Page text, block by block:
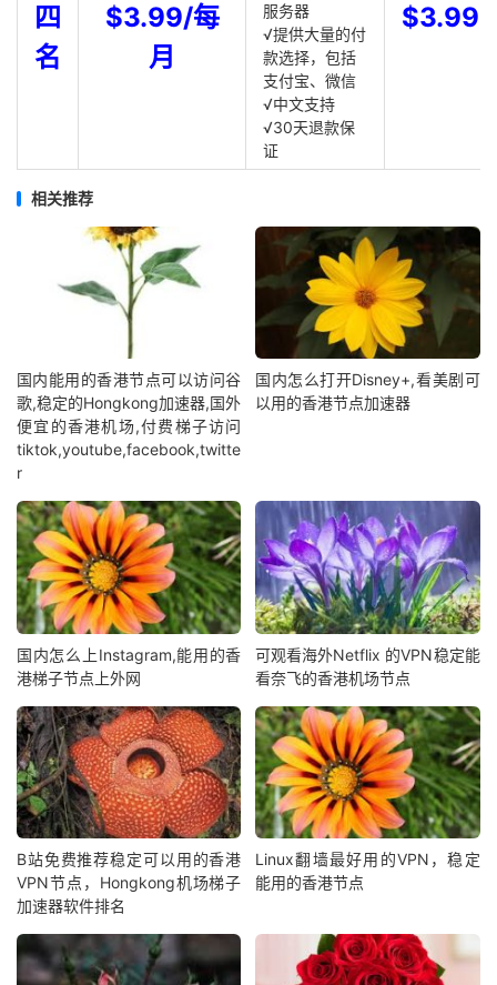
四
名
$3.99/每
月
服务器
√提供大量的付
款选择，包括
支付宝、微信
√中文支持
√30天退款保
证
$3.99
相关推荐
国内能用的香港节点可以访问谷
歌,稳定的Hongkong加速器,国外
便宜的香港机场,付费梯子访问
tiktok,youtube,facebook,twitte
r
国内怎么打开Disney+,看美剧可
以用的香港节点加速器
国内怎么上Instagram,能用的香
港梯子节点上外网
可观看海外Netflix 的VPN稳定能
看奈飞的香港机场节点
B站免费推荐稳定可以用的香港
VPN节点，Hongkong机场梯子
加速器软件排名
Linux翻墙最好用的VPN，稳定
能用的香港节点